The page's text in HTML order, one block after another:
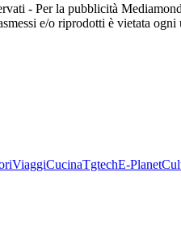
- Per la pubblicità
e/o riprodotti è vietata
ViaggiCucinaTgtechE-Planet